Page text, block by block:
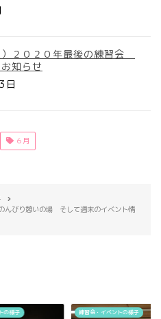
）２０２０年最後の練習会
知らせ
日
６月
びり憩いの場 そして週末のイベント情
の様子 練習会・イベントの様子